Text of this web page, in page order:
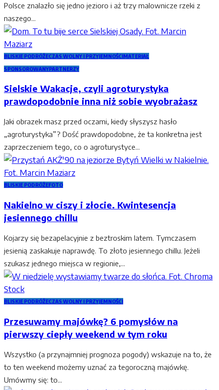
Polsce znalazło się jedno jezioro i aż trzy malownicze rzeki z
naszego...
BLISKIE PODRÓŻECZAS WOLNY I PRZYJEMNOŚCIMATERIAŁ
SPONSOROWANYPARTNERZY
Sielskie Wakacje, czyli agroturystyka
prawdopodobnie inna niż sobie wyobrażasz
Jaki obrazek masz przed oczami, kiedy słyszysz hasło
„agroturystyka”? Dość prawdopodobne, że ta konkretna jest
zaprzeczeniem tego, co o agroturystyce...
BLISKIE PODRÓŻEFOTO
Nakielno w ciszy i złocie. Kwintesencja
jesiennego chillu
Kojarzy się bezapelacyjnie z beztroskim latem. Tymczasem
jesienią zaskakuje naprawdę. To złoto jesiennego chillu. Jeżeli
szukasz jednego miejsca w regionie,...
BLISKIE PODRÓŻECZAS WOLNY I PRZYJEMNOŚCI
Przesuwamy majówkę? 6 pomysłów na
pierwszy ciepły weekend w tym roku
Wszystko (a przynajmniej prognoza pogody) wskazuje na to, że
to ten weekend możemy uznać za tegoroczną majówkę.
Umówmy się: to...